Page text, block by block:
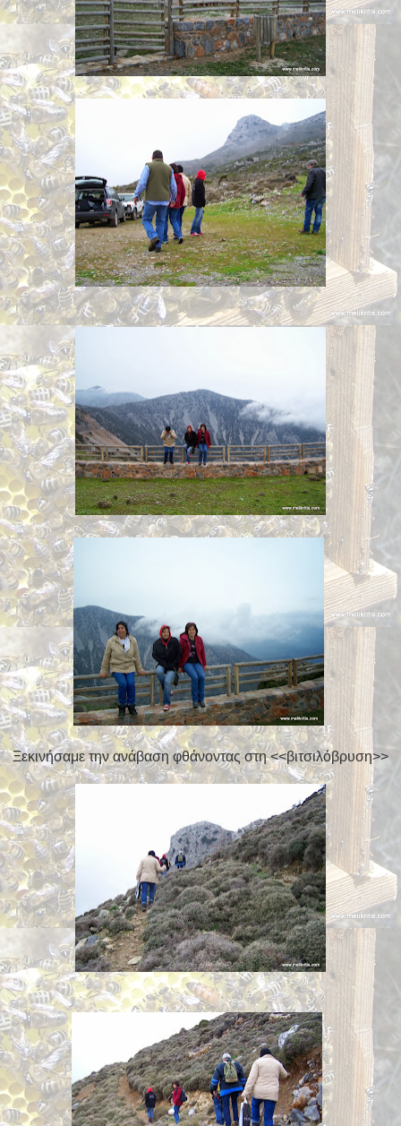
Ξεκινήσαμε την ανάβαση φθάνοντας στη <<βιτσιλόβρυση>>